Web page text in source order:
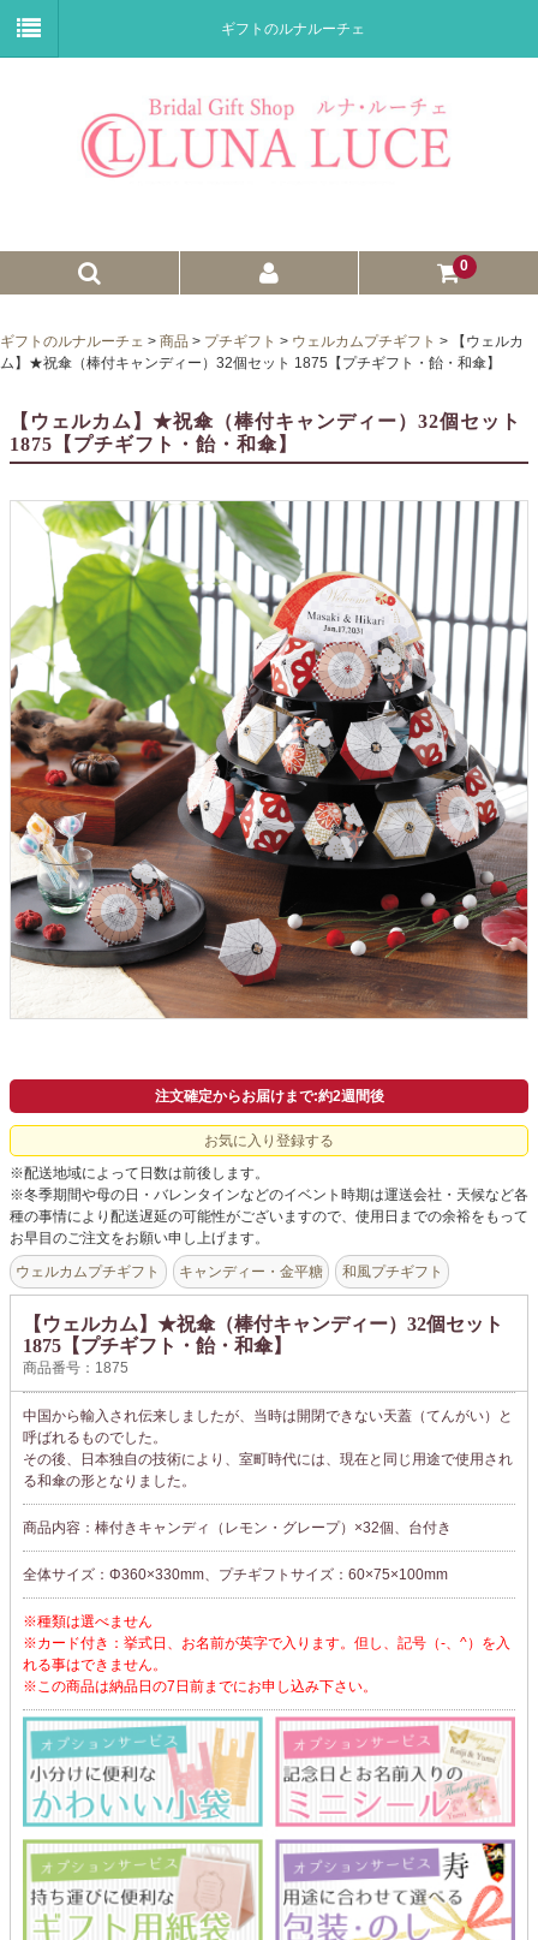
ギフトのルナルーチェ
0
プチギフト
ウェイトドール
子育て卒業証書
ウェルカムボード
クロックギフト
ペーパーアイテム
DIY用品
引菓子
引出物ギフト
カタログギフト
ブライダルバッグ
演出用品
内祝い 出産祝い
季節イベント特集
よくあるご質問
ドメイン指定受信について
無料サンプル・資料請求
お問合せ
ギフトのルナルーチェ > 商品 > プチギフト > ウェルカムプチギフト >
【ウェルカ
ム】★祝傘（棒付キャンディー）32個セット 1875【プチギフト・飴・和傘】
【ウェルカム】★祝傘（棒付キャンディー）32個セット
1875【プチギフト・飴・和傘】
注文確定からお届けまで:約2週間後
お気に入り登録する
※配送地域によって日数は前後します。
※冬季期間や母の日・バレンタインなどのイベント時期は運送会社・天候など各
種の事情により配送遅延の可能性がございますので、使用日までの余裕をもって
お早目のご注文をお願い申し上げます。
ウェルカムプチギフト キャンディー・金平糖 和風プチギフト
【ウェルカム】★祝傘（棒付キャンディー）32個セット
1875【プチギフト・飴・和傘】
商品番号：1875
中国から輸入され伝来しましたが、当時は開閉できない天蓋（てんがい）と
呼ばれるものでした。
その後、日本独自の技術により、室町時代には、現在と同じ用途で使用され
る和傘の形となりました。
商品内容：棒付きキャンディ（レモン・グレープ）×32個、台付き
全体サイズ：Φ360×330mm、プチギフトサイズ：60×75×100mm
※種類は選べません
※カード付き：挙式日、お名前が英字で入ります。但し、記号（-、^）を入
れる事はできません。
※この商品は納品日の7日前までにお申し込み下さい。